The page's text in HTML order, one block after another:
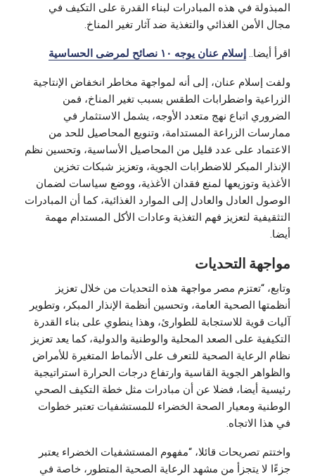
المبذولة في هذه المبادرات لبناء القدرة على التكيف في
مجال الأمن الغذائي والتغذية ضد آثار تغير المناخ.
اقرأ أيضا.. إسلام عنان يوجه ١٠ نصائح لمرضى الحساسية
ولفت إسلام عنان، إلى أنه لمواجهة مخاطر انخفاض الإنتاجية
الزراعية واضطرابات الطقس بسبب تغير المناخ، فمن
الضروري اتباع نهج متعدد الأوجه، يشمل الاستثمار في
ممارسات الزراعة المستدامة، وتنويع المحاصيل للحد من
الاعتماد على عدد قليل من المحاصيل الأساسية، وتحسين نظم
الإنذار المبكر للاضطرابات الجوية، وتعزيز شبكات تخزين
الأغذية وتوزيعها لمنع فقدان الأغذية، ووضع سياسات لضمان
الوصول العادل والعادل إلى الموارد الغذائية، كما أن المبادرات
التثقيفية لتعزيز فهم التغذية وعادات الأكل المستدام مهمة
أيضا.
مواجهة التحديات
وتابع، “تعتزم مصر مواجهة هذه التحديات من خلال تعزيز
أنظمتها الصحية العامة، وتحسين أنظمة الإنذار المبكر، وتطوير
آليات قوية للاستجابة للطوارئ، وهذا ينطوي على بناء القدرة
التكيفية على الصعد المحلية والوطنية والدولية، كما يعد تعزيز
نظام الرعاية الصحية للتعرف على الأنماط المتغيرة للأمراض
والظواهر الجوية القاسية وارتفاع درجات الحرارة استراتيجية
رئيسية أيضا، فضلا عن أن مبادرات مثل خطة التكيف الصحي
الوطنية ومعيار الصحة الخضراء للمستشفيات تعتبر خطوات
في هذا الاتجاه.
واختتم تصريحات قائلا، “مفهوم المستشفيات الخضراء يعتبر
جزءًا لا يتجزأ من مشهد الرعاية الصحية المتطور، خاصة في